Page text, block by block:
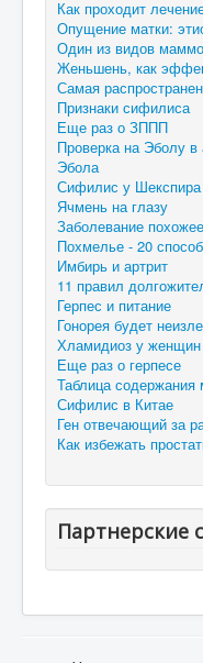
Как проходит
Опущение матки:
Один из видов
Женьшень, как
Самая
Признаки сифилиса
Еще раз о ЗППП
Проверка на Эболу в
Эбола
Сифилис у Шекспира
Ячмень на глазу
Заболевание
Похмелье - 20
Имбирь и артрит
11 правил
Герпес и питание
Гонорея будет
Хламидиоз у женщин
Еще раз о герпесе
Таблица содержания
Сифилис в Китае
Ген отвечающий за
Как избежать
Партнерские